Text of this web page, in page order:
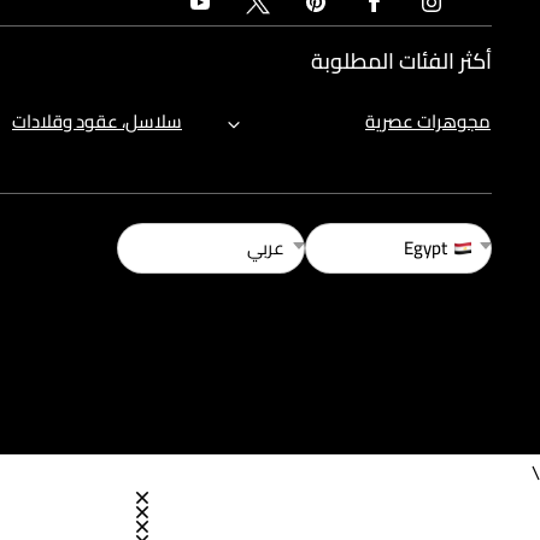
أكثر الفئات المطلوبة
مجوهرات عصرية سلاسل، عقود وقلادات
Egypt عربي
\